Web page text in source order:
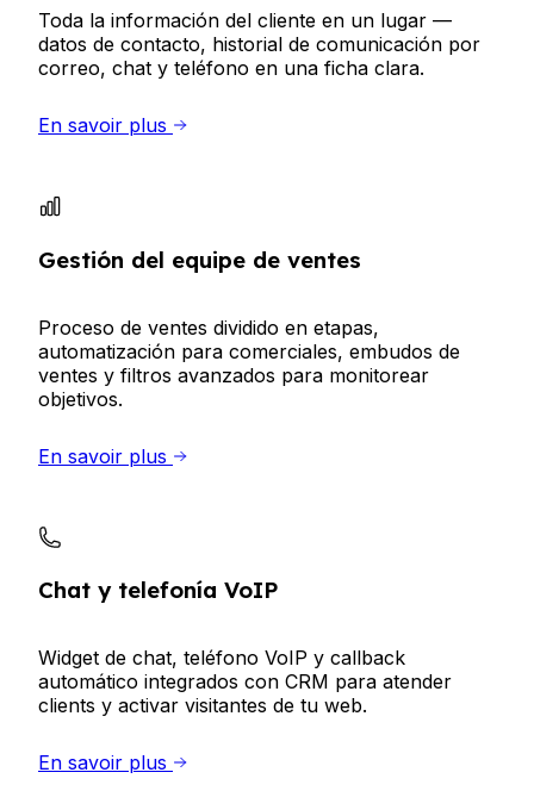
Toda la información del cliente en un lugar —
datos de contacto, historial de comunicación por
correo, chat y teléfono en una ficha clara.
En savoir plus
Gestión del equipe de ventes
Proceso de ventes dividido en etapas,
automatización para comerciales, embudos de
ventes y filtros avanzados para monitorear
objetivos.
En savoir plus
Chat y telefonía VoIP
Widget de chat, teléfono VoIP y callback
automático integrados con CRM para atender
clients y activar visitantes de tu web.
En savoir plus